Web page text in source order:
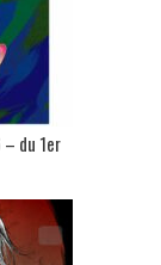
du 1er